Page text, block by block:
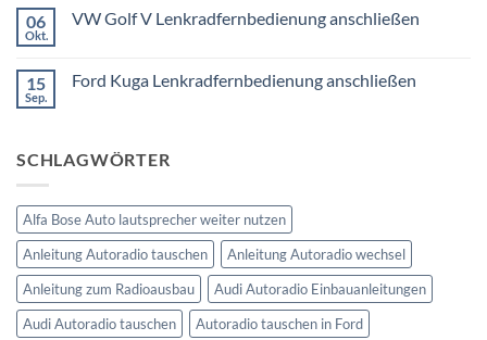
DIN
benötigt
Fusion
Lenkradfernbedienung
Can
06
Okt.
VW Golf V Lenkradfernbedienung anschließen
VW
15
Sep.
Ford Kuga Lenkradfernbedienung anschließen
Kuga
SCHLAGWÖRTER
Alfa Bose Auto lautsprecher weiter nutzen
Anleitung Autoradio tauschen
Anleitung Autoradio wechsel
Anleitung zum Radioausbau
Audi Autoradio Einbauanleitungen
Audi Autoradio tauschen
Autoradio tauschen in Ford